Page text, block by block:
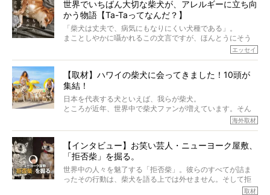
世界でいちばん大切な柴犬が、アレルギーに立ち向
かう物語【Ta-Taってなんだ？】
「柴犬は丈夫で、病気にもなりにくい犬種である」。
まことしやかに囁かれるこの文言ですが、ほんとうにそう
もちろん、犬種としての完成度がとてつもなく高い柴犬だ
でも、いざそれぞれの個体を見ていくと、丈夫で病気にも
なりにくい、とは言えないような気もするのです。
実際に「病気にならない」などということはないし、飼い
主はそのためにやるべきことがある。
今回は、柴犬に関わる方たちすべてに読んで欲しい、ある
ご本人からのレポートは、愛情たっぷりで示唆に富んだ物
語でした。
※文章はご本人の了承を得て編集しています
※画像はすべてイメージです
※この記事は個人の感想であり、効果・効能を示すものではありません
エッセイ
【取材】ハワイの柴犬に会ってきました！10頭が
集結！
日本を代表する犬といえば、我らが柴犬。
ところが近年、世界中で柴犬ファンが増えています。そん
な中「柴犬ライフ」が目をつけたのは、南の楽園ハワイ。
柴犬オーナーが多く、定期的にオフ会まで開催されている
そんな噂を聞きつけ、今回はハワイの柴犬たちを取材して
きました！
海外取材
【インタビュー】お笑い芸人・ニューヨーク屋敷、
「拒否柴」を掘る。
世界中の人々を魅了する「拒否柴」。彼らのすべてが詰ま
ったその行動は、柴犬を語る上では外せません。そして拒
否柴がここまで話題になるのは、“映える”ことも理由のひと
取材